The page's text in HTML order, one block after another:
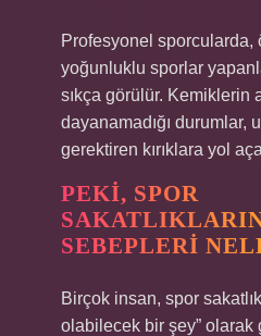
Profesyonel sporcularda,
yoğunluklu sporlar
sıkça görülür. Kemiklerin
dayanamadığı durumlar,
gerektiren kırıklara yol
PEKI, SPOR
SEBEPLERI
Birçok insan, spor
olabilecek bir şey” olarak